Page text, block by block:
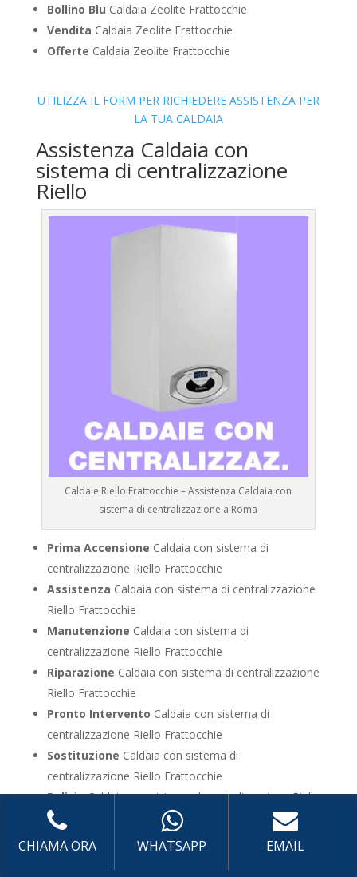
Bollino Blu Caldaia Zeolite Frattocchie
Vendita Caldaia Zeolite Frattocchie
Offerte Caldaia Zeolite Frattocchie
UTILIZZA IL FORM PER RICHIEDERE ASSISTENZA PER
LA TUA CALDAIA
Assistenza Caldaia con
sistema di centralizzazione
Riello
Caldaie Riello Frattocchie – Assistenza Caldaia con
sistema di centralizzazione a Roma
Prima Accensione Caldaia con sistema di
centralizzazione Riello Frattocchie
Assistenza Caldaia con sistema di centralizzazione
Riello Frattocchie
Manutenzione Caldaia con sistema di
centralizzazione Riello Frattocchie
Riparazione Caldaia con sistema di centralizzazione
Riello Frattocchie
Pronto Intervento Caldaia con sistema di
centralizzazione Riello Frattocchie
Sostituzione Caldaia con sistema di
centralizzazione Riello Frattocchie
PuliziaCaldaia con sistema di centralizzazione Riello
Frattocchie
Controllo Fumi
Caldaia con sistema di
CHIAMA ORA WHATSAPP EMAIL